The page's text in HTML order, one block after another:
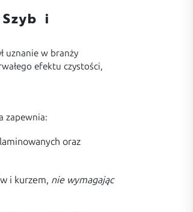
i
uznanie w branży
efektu czystości,
zapewnia:
oraz
i kurzem, nie wymagając